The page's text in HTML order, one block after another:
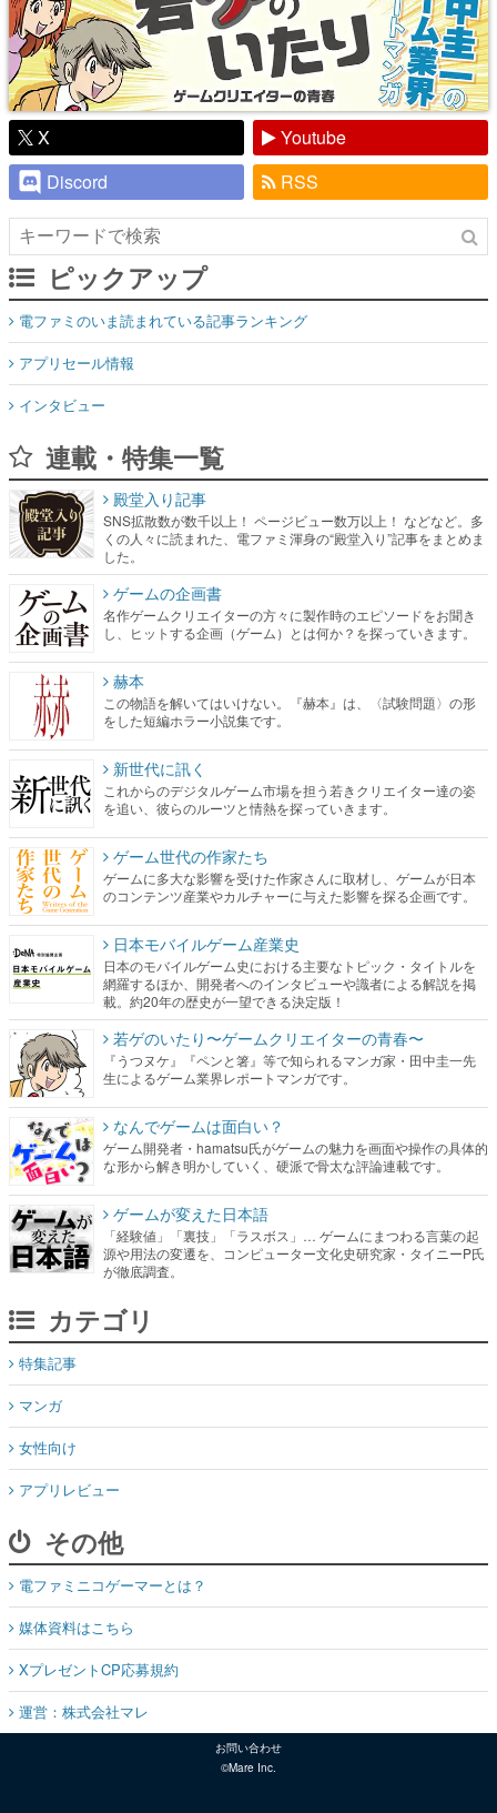
X
Youtube
Discord
RSS
ピックアップ
電ファミのいま読まれている記事ランキング
アプリセール情報
インタビュー
連載・特集一覧
殿堂入り記事
SNS拡散数が数千以上！ ページビュー数万以上！ などなど。多
くの人々に読まれた、電ファミ渾身の“殿堂入り”記事をまとめま
した。
ゲームの企画書
名作ゲームクリエイターの方々に製作時のエピソードをお聞き
し、ヒットする企画（ゲーム）とは何か？を探っていきます。
赫本
この物語を解いてはいけない。『赫本』は、〈試験問題〉の形
をした短編ホラー小説集です。
新世代に訊く
これからのデジタルゲーム市場を担う若きクリエイター達の姿
を追い、彼らのルーツと情熱を探っていきます。
ゲーム世代の作家たち
ゲームに多大な影響を受けた作家さんに取材し、ゲームが日本
のコンテンツ産業やカルチャーに与えた影響を探る企画です。
日本モバイルゲーム産業史
日本のモバイルゲーム史における主要なトピック・タイトルを
網羅するほか、開発者へのインタビューや識者による解説を掲
載。約20年の歴史が一望できる決定版！
若ゲのいたり〜ゲームクリエイターの青春〜
『うつヌケ』『ペンと箸』等で知られるマンガ家・田中圭一先
生によるゲーム業界レポートマンガです。
なんでゲームは面白い？
ゲーム開発者・hamatsu氏がゲームの魅力を画面や操作の具体的
な形から解き明かしていく、硬派で骨太な評論連載です。
ゲームが変えた日本語
「経験値」「裏技」「ラスボス」… ゲームにまつわる言葉の起
源や用法の変遷を、コンピューター文化史研究家・タイニーP氏
が徹底調査。
カテゴリ
特集記事
マンガ
女性向け
アプリレビュー
その他
電ファミニコゲーマーとは？
媒体資料はこちら
XプレゼントCP応募規約
運営：株式会社マレ
お問い合わせ
©Mare Inc.